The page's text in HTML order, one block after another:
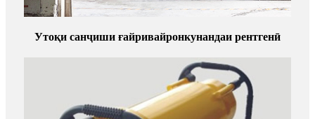
Утоқи санҷиши ғайривайронкунандаи рентгенӣ